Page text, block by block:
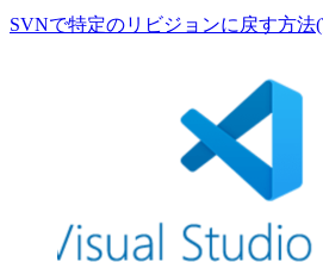
SVNで特定のリビジョンに戻す方法